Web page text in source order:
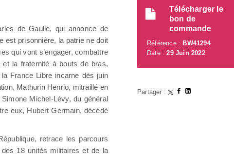
de Gaulle, qui annonce de
est prisonnière, la patrie ne doit
qui vont s’engager, combattre
et la fraternité à bouts de bras,
France Libre incarne dès juin
Mathurin Henrio, mitraillé en
Michel-Lévy, du général
eux, Hubert Germain, décédé
retrace les parcours
18 unités militaires et de la
Télécharger le
bon de
commande
Référence : BW41294
Date :29 Juin 2022
Partager :